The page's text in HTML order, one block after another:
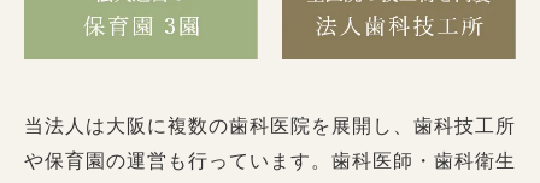
当法人は大阪に複数の歯科医院を展開し、歯科技工所
や保育園の運営も行っています。歯科医師・歯科衛生